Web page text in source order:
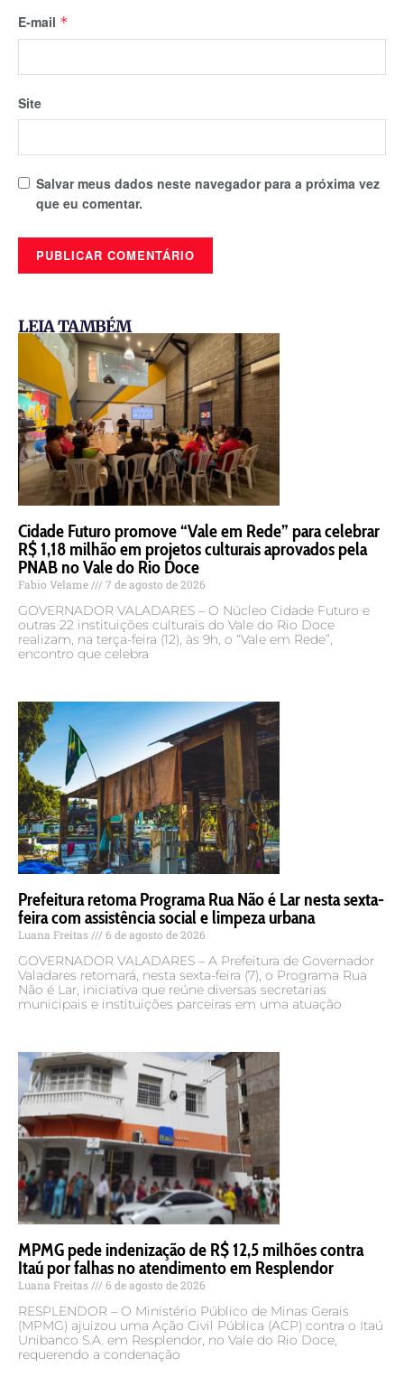
E-mail *
Site
Salvar meus dados neste navegador para a próxima vez
que eu comentar.
LEIA TAMBÉM
Cidade Futuro promove “Vale em Rede” para celebrar
R$ 1,18 milhão em projetos culturais aprovados pela
PNAB no Vale do Rio Doce
Fabio Velame 7 de agosto de 2026
GOVERNADOR VALADARES – O Núcleo Cidade Futuro e
outras 22 instituições culturais do Vale do Rio Doce
realizam, na terça-feira (12), às 9h, o “Vale em Rede”,
encontro que celebra
Prefeitura retoma Programa Rua Não é Lar nesta sexta-
feira com assistência social e limpeza urbana
Luana Freitas 6 de agosto de 2026
GOVERNADOR VALADARES – A Prefeitura de Governador
Valadares retomará, nesta sexta-feira (7), o Programa Rua
Não é Lar, iniciativa que reúne diversas secretarias
municipais e instituições parceiras em uma atuação
MPMG pede indenização de R$ 12,5 milhões contra
Itaú por falhas no atendimento em Resplendor
Luana Freitas 6 de agosto de 2026
RESPLENDOR – O Ministério Público de Minas Gerais
(MPMG) ajuizou uma Ação Civil Pública (ACP) contra o Itaú
Unibanco S.A. em Resplendor, no Vale do Rio Doce,
requerendo a condenação